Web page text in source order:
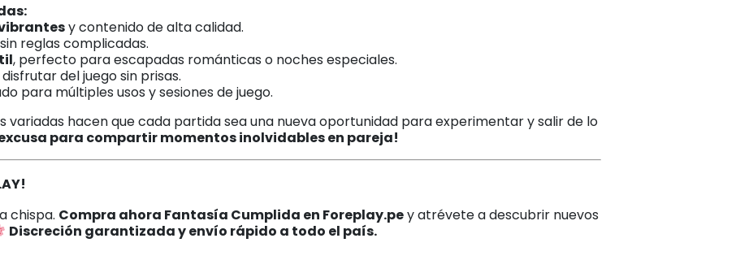
y contenido de alta calidad.
reglas complicadas.
, perfecto para escapadas románticas o noches especiales.
del juego sin prisas.
para múltiples usos y sesiones de juego.
variadas hacen que cada partida sea una nueva oportunidad para experimentar y salir de lo
para compartir momentos inolvidables en pareja!
chispa. Compra ahora Fantasía Cumplida en Foreplay.pey atrévete a descubrir nuevos
Discreción garantizada y envío rápido a todo el país.